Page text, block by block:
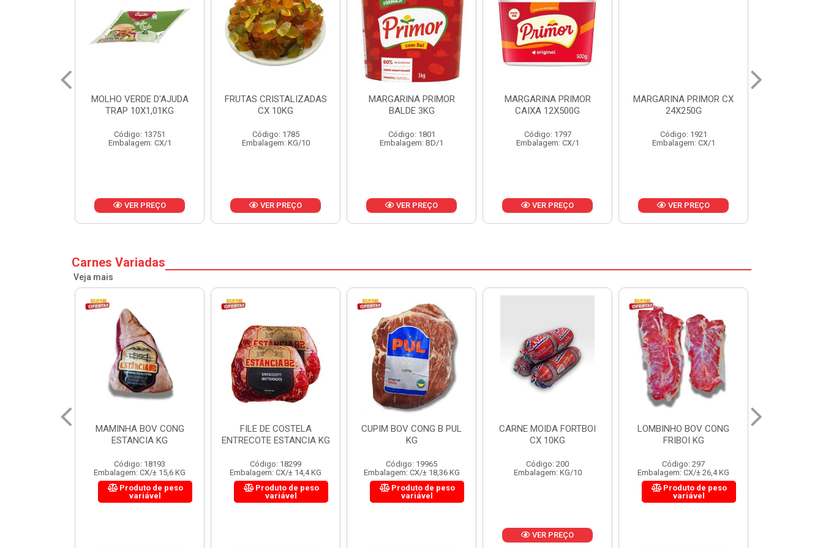
VERDE D'AJUDA
FRUTAS CRISTALIZADAS
CX 10KG
Código: 1785
Embalagem: KG/10
VER PREÇO
MARGARINA PRIMOR
Código: 1801
Embalagem: BD/1
VER PREÇO
MARGARINA PRIMOR
CAIXA 12X500G
Código: 1797
Embalagem: CX/1
VER PREÇO
MARGARINA PRIMOR CX
24X250G
Código: 1921
Embalagem: CX/1
VER PREÇO
MARGARINA DELICIA
CAIXA 24X250G
Código: 6958
Embalagem: CX/1
VER PREÇO
Carnes Variadas
Veja mais
FILE DE COSTELA
ENTRECOTE ESTANCIA KG
Código: 18299
Embalagem: CX/± 14,4 KG
Produto de peso
variável
CUPIM BOV CONG B PUL
KG
Código: 19965
Embalagem: CX/± 18,36 KG
Produto de peso
variável
CARNE MOIDA FORTBOI
CX 10KG
Código: 200
Embalagem: KG/10
LOMBINHO BOV CONG
FRIBOI KG
Código: 297
Embalagem: CX/± 26,4 KG
FIGADO BOV CONG FRIBOI
KG
Código: 222
Embalagem: CX/± 30,12 KG
Produto de peso
variável